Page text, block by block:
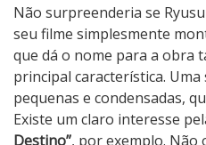
Não surpreenderia se
seu filme simplesmente
que dá o nome para a obra
principal característica.
pequenas e condensadas,
Existe um claro interesse
Destino”, por exemplo. Não